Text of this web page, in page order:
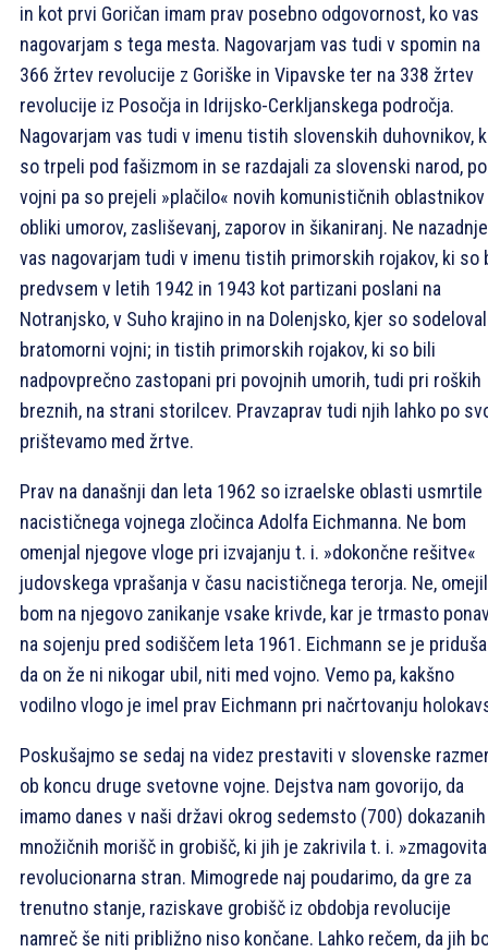
in kot prvi Goričan imam prav posebno odgovornost, ko vas
nagovarjam s tega mesta. Nagovarjam vas tudi v spomin na
366 žrtev revolucije z Goriške in Vipavske ter na 338 žrtev
revolucije iz Posočja in Idrijsko-Cerkljanskega področja.
Nagovarjam vas tudi v imenu tistih slovenskih duhovnikov,
so trpeli pod fašizmom in se razdajali za slovenski narod, po
vojni pa so prejeli »plačilo« novih komunističnih oblastnikov
obliki umorov, zasliševanj, zaporov in šikaniranj. Ne
vas nagovarjam tudi v imenu tistih primorskih rojakov, ki so
predvsem v letih 1942 in 1943 kot partizani poslani na
Notranjsko, v Suho krajino in na Dolenjsko, kjer so
bratomorni vojni; in tistih primorskih rojakov, ki so bili
nadpovprečno zastopani pri povojnih umorih, tudi pri roških
breznih, na strani storilcev. Pravzaprav tudi njih lahko po
prištevamo med žrtve.
Prav na današnji dan leta 1962 so izraelske oblasti usmrtile
nacističnega vojnega zločinca Adolfa Eichmanna. Ne bom
omenjal njegove vloge pri izvajanju t. i. »dokončne rešitve«
judovskega vprašanja v času nacističnega terorja. Ne,
bom na njegovo zanikanje vsake krivde, kar je trmasto
na sojenju pred sodiščem leta 1961. Eichmann se je
da on že ni nikogar ubil, niti med vojno. Vemo pa, kakšno
vodilno vlogo je imel prav Eichmann pri načrtovanju
Poskušajmo se sedaj na videz prestaviti v slovenske
ob koncu druge svetovne vojne. Dejstva nam govorijo, da
imamo danes v naši državi okrog sedemsto (700) dokazanih
množičnih morišč in grobišč, ki jih je zakrivila t. i.
revolucionarna stran. Mimogrede naj poudarimo, da gre za
trenutno stanje, raziskave grobišč iz obdobja revolucije
namreč še niti približno niso končane. Lahko rečem, da jih